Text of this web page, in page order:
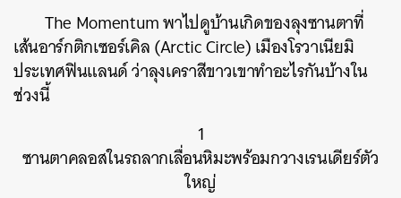
The Momentum พาไปดูบ้านเกิดของลุงซานตาที่
เส้นอาร์กติกเซอร์เคิล (Arctic Circle) เมืองโรวาเนียมิ
ประเทศฟินแลนด์ ว่าลุงเคราสีขาวเขาทำอะไรกันบ้างใน
ช่วงนี้
1
ซานตาคลอสในรถลากเลื่อนหิมะพร้อมกวางเรนเดียร์ตัว
ใหญ่